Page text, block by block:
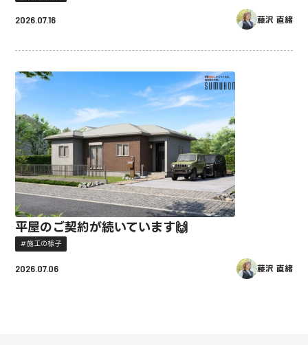
2026.07.16 藤沢 直緒
平屋のご契約が続いています🙌
施工の様子
2026.07.06 藤沢 直緒